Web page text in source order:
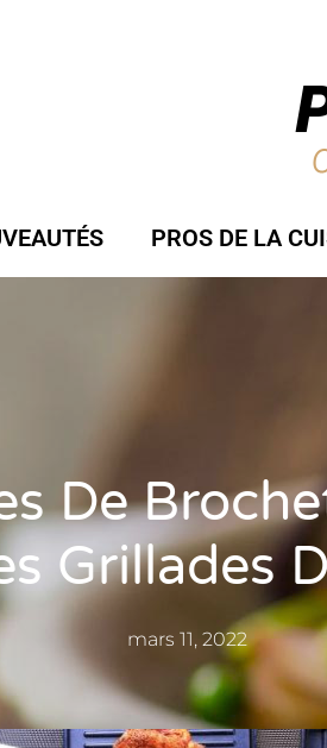
PROS DE LA
De
Grillades
mars 11, 2022